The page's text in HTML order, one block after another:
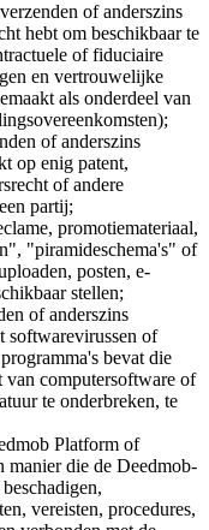
of anderszins
hebt om beschikbaar te
of fiduciaire
en vertrouwelijke
als onderdeel van
of anderszins
op enig patent,
of andere
partij;
promotiemateriaal,
"piramideschema's" of
posten, e-
stellen;
of anderszins
softwarevirussen of
bevat die
computersoftware of
te onderbreken, te
Platform of
manier die de Deedmob-
vereisten, procedures,